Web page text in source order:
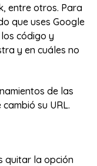
entre otros. Para
que uses Google
código y
y en cuáles no
de las
su URL.
quitar la opción